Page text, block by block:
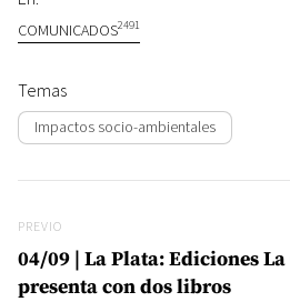
COMUNICADOS2491
Temas
Impactos socio-ambientales
Previo
PREVIO
04/09 | La Plata: Ediciones
presenta con dos libros